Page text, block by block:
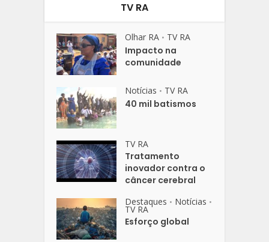
TV RA
Olhar RA • TV RA
Impacto na
comunidade
Notícias • TV RA
40 mil batismos
TV RA
Tratamento
inovador contra o
câncer cerebral
Destaques • Notícias •
TV RA
Esforço global